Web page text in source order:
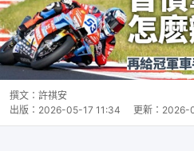
撰文： 許祺安
出版： 2026-05-17 11:34 更新： 2026-